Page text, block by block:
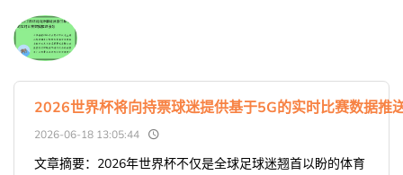
2026世界杯将向持票球迷提供基于5G的实时比赛数据推
2026-06-18 13:05:44
文章摘要：2026年世界杯不仅是全球足球迷翘首以盼的体育